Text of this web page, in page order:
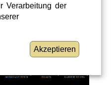
Verarbeitung der
Akzeptieren